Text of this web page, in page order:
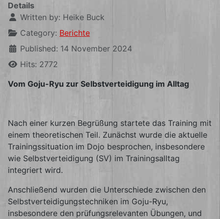
Details
Written by: Heike Buck
Category: Berichte
Published: 14 November 2024
Hits: 2772
Vom Goju-Ryu zur Selbstverteidigung im Alltag
Nach einer kurzen Begrüßung startete das Training mit
einem theoretischen Teil. Zunächst wurde die aktuelle
Trainingssituation im Dojo besprochen, insbesondere
wie Selbstverteidigung (SV) im Trainingsalltag
integriert wird.
Anschließend wurden die Unterschiede zwischen den
Selbstverteidigungstechniken im Goju-Ryu,
insbesondere den prüfungsrelevanten Übungen, und